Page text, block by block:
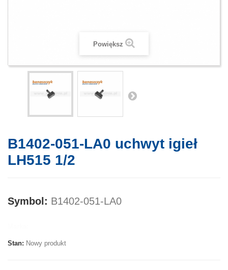
Powiększ
B1402-051-LA0 uchwyt igieł
LH515 1/2
Symbol: B1402-051-LA0
Stan: Nowy produkt